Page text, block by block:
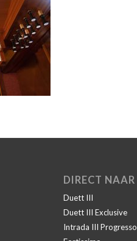
DIRECT NAAR
Duett III
Duett III Exclusive
Intrada III Progresso